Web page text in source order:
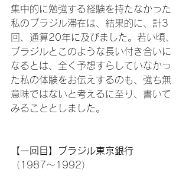
集中的に勉強する経験を持たなかった
私のブラジル滞在は、結果的に、計3
回、通算20年に及びました。若い頃、
ブラジルとこのような長い付き合いに
なるとは、全く予想すらしていなかっ
た私の体験をお伝えするのも、強ち無
意味ではないと考えるに至り、書いて
みることとしました。
【一回目】ブラジル東京銀行
（1987～1992）